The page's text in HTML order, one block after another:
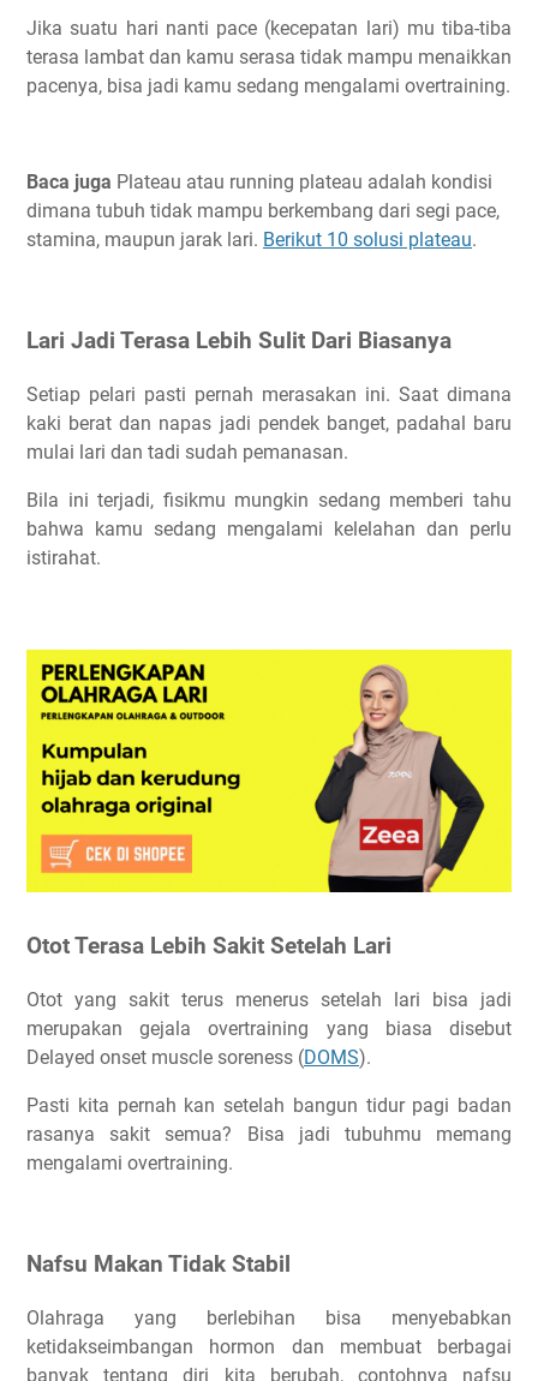
Jika suatu hari nanti pace (kecepatan lari) mu tiba-tiba
terasa lambat dan kamu serasa tidak mampu menaikkan
pacenya, bisa jadi kamu sedang mengalami overtraining.
Baca juga Plateau atau running plateau adalah kondisi
dimana tubuh tidak mampu berkembang dari segi pace,
stamina, maupun jarak lari. Berikut 10 solusi plateau.
Lari Jadi Terasa Lebih Sulit Dari Biasanya
Setiap pelari pasti pernah merasakan ini. Saat dimana
kaki berat dan napas jadi pendek banget, padahal baru
mulai lari dan tadi sudah pemanasan.
Bila ini terjadi, fisikmu mungkin sedang memberi tahu
bahwa kamu sedang mengalami kelelahan dan perlu
istirahat.
Otot Terasa Lebih Sakit Setelah Lari
Otot yang sakit terus menerus setelah lari bisa jadi
merupakan gejala overtraining yang biasa disebut
Delayed onset muscle soreness (DOMS).
Pasti kita pernah kan setelah bangun tidur pagi badan
rasanya sakit semua? Bisa jadi tubuhmu memang
mengalami overtraining.
Nafsu Makan Tidak Stabil
Olahraga yang berlebihan bisa menyebabkan
ketidakseimbangan hormon dan membuat berbagai
banyak tentang diri kita berubah, contohnya nafsu